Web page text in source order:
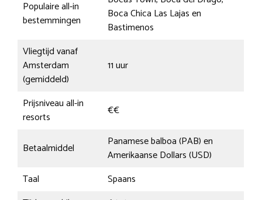
Populaire all-in
bestemmingen
Boca Chica Las Lajas en
Bastimenos
Vliegtijd vanaf
Amsterdam
(gemiddeld)
11 uur
Prijsniveau all-in
resorts
€€
Betaalmiddel
Panamese balboa (PAB) en
Amerikaanse Dollars (USD)
Taal
Spaans